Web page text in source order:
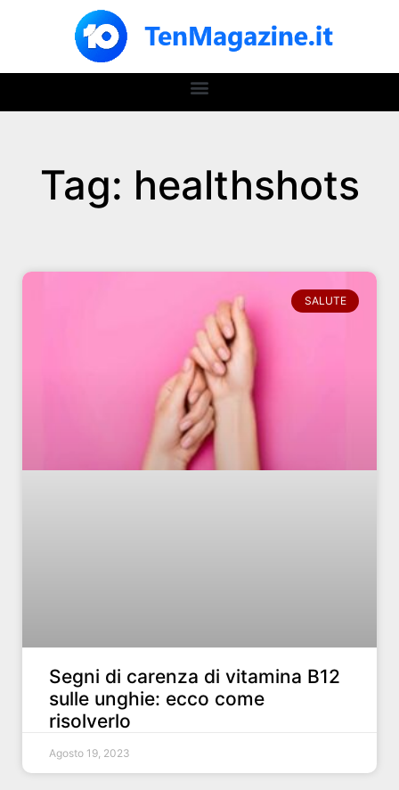
Tag: healthshots
SALUTE
Segni di carenza di vitamina B12
sulle unghie: ecco come
risolverlo
Agosto 19, 2023